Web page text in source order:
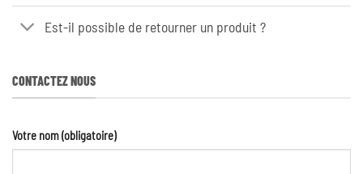
Est-il possible de retourner un produit ?
CONTACTEZ NOUS
Votre nom (obligatoire)